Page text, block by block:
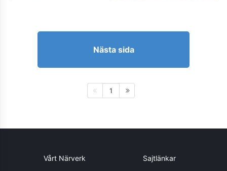
Nästa sida
1
Vårt Närverk Sajtlänkar